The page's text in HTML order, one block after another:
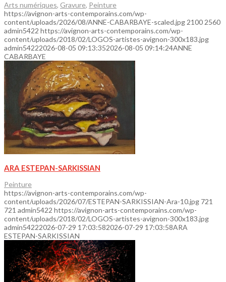
Arts numériques, Gravure, Peinture
https://avignon-arts-contemporains.com/wp-
content/uploads/2026/08/ANNE-CABARBAYE-scaled.jpg 2100 2560
admin5422 https://avignon-arts-contemporains.com/wp-
content/uploads/2018/02/LOGOS-artistes-avignon-300x183.jpg
admin54222026-08-05 09:13:352026-08-05 09:14:24ANNE
CABARBAYE
ARA ESTEPAN-SARKISSIAN
Peinture
https://avignon-arts-contemporains.com/wp-
content/uploads/2026/07/ESTEPAN-SARKISSIAN-Ara-10.jpg 721
721 admin5422 https://avignon-arts-contemporains.com/wp-
content/uploads/2018/02/LOGOS-artistes-avignon-300x183.jpg
admin54222026-07-29 17:03:582026-07-29 17:03:58ARA
ESTEPAN-SARKISSIAN